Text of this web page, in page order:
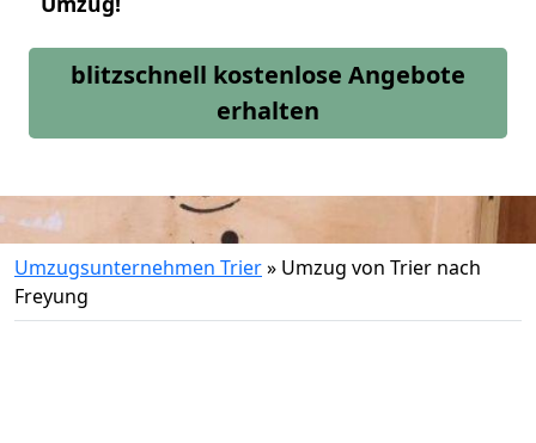
blitzschnell kostenlose Angebote
erhalten
Umzugsunternehmen Trier» Umzug von Trier nach
Freyung